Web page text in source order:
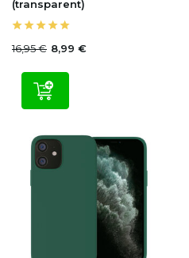
(transparent)
16,95 € 8,99 €